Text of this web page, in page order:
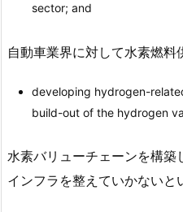
sector; and
自動車業界に対して水素燃料
developing hydrogen-
build-out of the hydrogen
水素バリューチェーンを構
インフラを整えていかないと